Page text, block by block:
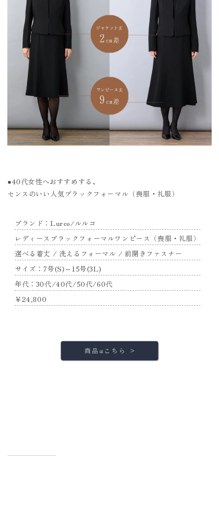
●40代女性へおすすめする、
センスのいい人気ブラックフォーマル（喪服・礼服）
ブランド：Lurco/ルルコ
レディースブラックフォーマルワンピース（喪服・礼服）
選べる着丈 / 洗えるフォーマル / 前開きファスナー
サイズ：7号(S)～15号(3L)
年代：30代/40代/50代/60代
￥24,800